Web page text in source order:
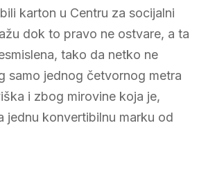
karton u Centru za socijalni
dok to pravo ne ostvare, a ta
tako da netko ne
samo jednog četvornog metra
i zbog mirovine koja je,
jednu konvertibilnu marku od